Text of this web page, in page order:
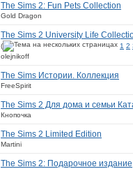
The Sims 2: Fun Pets Collection
Gold Dragon
The Sims 2 University Life
( 1 2
olejnikoff
The Sims Истории. Коллекция
FreeSpirit
The Sims 2 Для дома и семьи
Кнопочка
The Sims 2 Limited Edition
Martini
The Sims 2: Подарочное издание